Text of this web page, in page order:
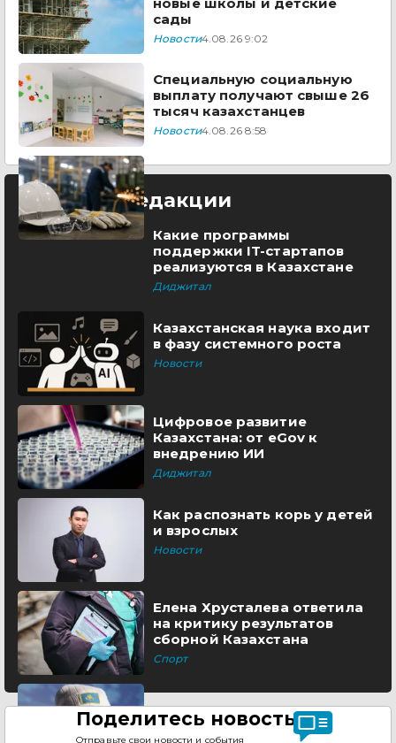
сады
Новости4.08.26 9:02
Специальную социальную
выплату получают свыше 26
тысяч казахстанцев
Новости4.08.26 8:58
Выбор редакции
Какие программы
поддержки IT-стартапов
реализуются в Казахстане
Диджитал
Казахстанская наука входит
в фазу системного роста
Новости
Цифровое развитие
Казахстана: от eGov к
внедрению ИИ
Диджитал
Как распознать корь у детей
и взрослых
Новости
Елена Хрусталева ответила
на критику результатов
сборной Казахстана
Спорт
Поделитесь новостью
Отправьте свои новости и события